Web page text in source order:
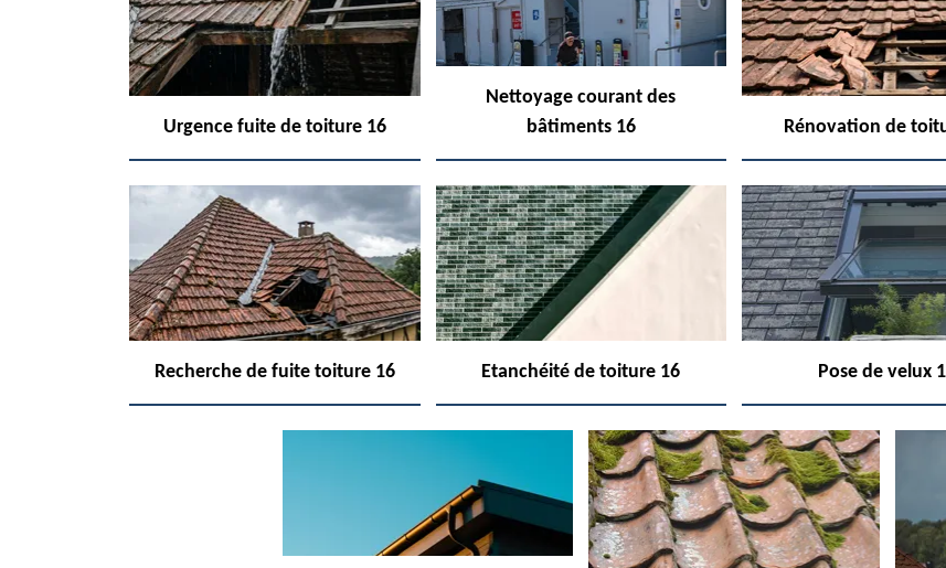
Urgence fuite de toiture 16
Nettoyage courant des
bâtiments 16
Rénovation de
Recherche de fuite toiture 16 Etanchéité de toiture 16 Pose de velux